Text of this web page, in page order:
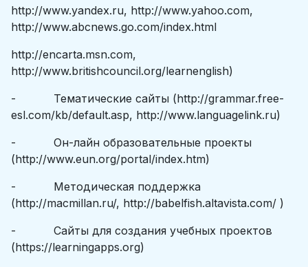
http://www.yandex.ru, http://www.yahoo.com,
http://www.abcnews.go.com/index.html
http://encarta.msn.com,
http://www.britishcouncil.org/learnenglish)
- Тематические сайты (http://grammar.free-
esl.com/kb/default.asp, http://www.languagelink.ru)
- Он-лайн образовательные проекты
(http://www.eun.org/portal/index.htm)
- Методическая поддержка
(http://macmillan.ru/, http://babelfish.altavista.com/ )
- Сайты для создания учебных проектов
(https://learningapps.org)